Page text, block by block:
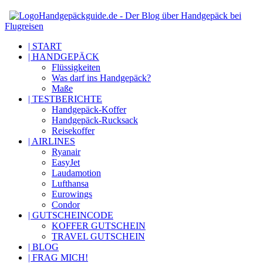
Handgepäckguide.de - Der Blog über Handgepäck bei
Flugreisen
| START
| HANDGEPÄCK
Flüssigkeiten
Was darf ins Handgepäck?
Maße
| TESTBERICHTE
Handgepäck-Koffer
Handgepäck-Rucksack
Reisekoffer
| AIRLINES
Ryanair
EasyJet
Laudamotion
Lufthansa
Eurowings
Condor
| GUTSCHEINCODE
KOFFER GUTSCHEIN
TRAVEL GUTSCHEIN
| BLOG
| FRAG MICH!